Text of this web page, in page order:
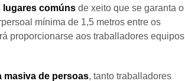
lugares comúns de xeito que se garanta o
mínima de 1,5 metros entre os
proporcionarse aos traballadores equipos
masiva de persoas, tanto traballadores